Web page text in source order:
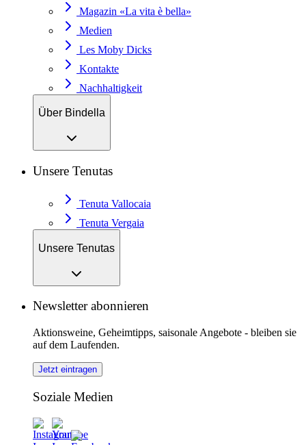
Magazin «La vita è bella»
Medien
Les Moby Dicks
Kontakte
Nachhaltigkeit
Über Bindella
Unsere Tenutas
Tenuta Vallocaia
Tenuta Vergaia
Unsere Tenutas
Newsletter abonnieren
Aktionsweine, Geheimtipps, saisonale Angebote - bleiben sie
auf dem Laufenden.
Jetzt eintragen
Soziale Medien